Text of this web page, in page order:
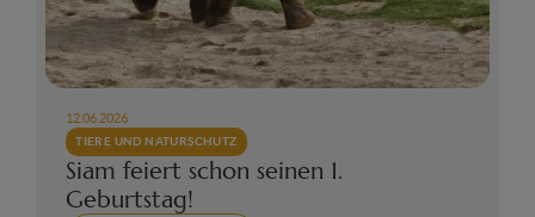
12.06.2026
TIERE UND NATURSCHUTZ
Siam feiert schon seinen 1.
Geburtstag!